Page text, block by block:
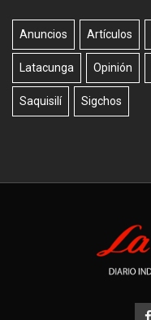
Anuncios Artículos
Latacunga Opinión
Saquisilí Sigchos